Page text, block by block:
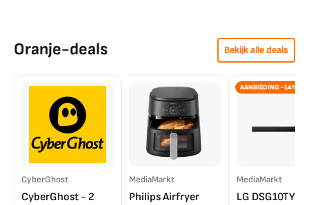
Oranje-deals Bekijk alle deals
CyberGhost
CyberGhost - 2
MediaMarkt
Philips Airfryer
AANBIEDING -14%
MediaMarkt
LG DSG10TY